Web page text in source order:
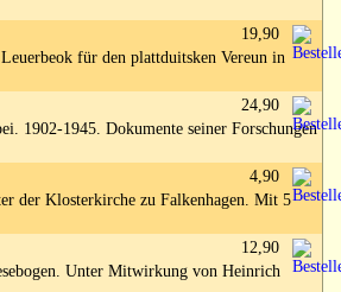
für den plattduitsken Vereun in
19,90
1902-1945. Dokumente seiner Forschungen
24,90
der Klosterkirche zu Falkenhagen. Mit 5
4,90
Unter Mitwirkung von Heinrich
12,90